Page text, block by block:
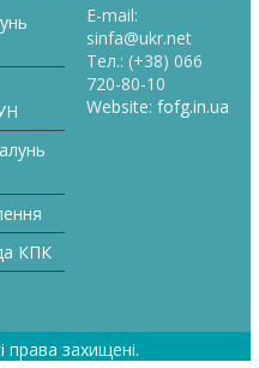
КПК
E-mail:
sinfa@ukr.net
Тел.: (+38) 066
720-80-10
Website:fofg.in.ua
права захищені.